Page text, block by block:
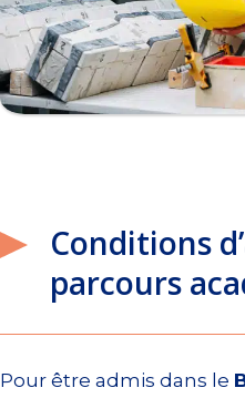
Conditions
parcours
Pour être admis dans le